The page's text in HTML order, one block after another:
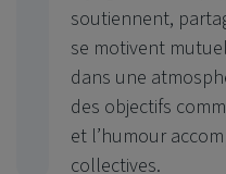
soutiennent,
se motivent
dans une
des objectifs
et l’humour
collectives.